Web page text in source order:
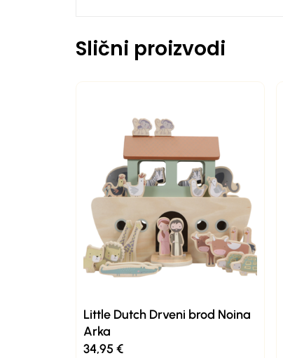
Slični proizvodi
Little Dutch Drveni brod Noina
Arka
34,95 €